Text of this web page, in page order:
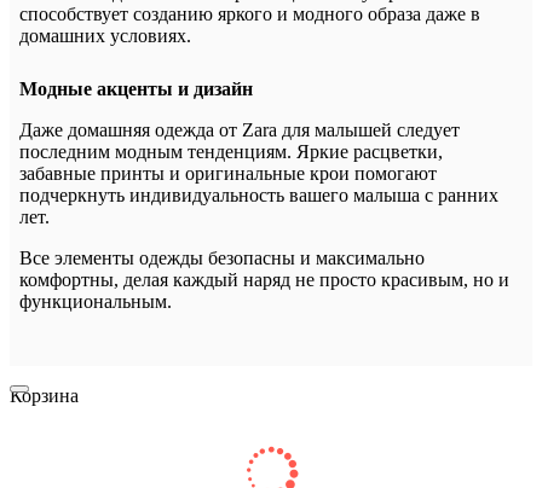
способствует созданию яркого и модного образа даже в
домашних условиях.
Модные акценты и дизайн
Даже домашняя одежда от Zara для малышей следует
последним модным тенденциям. Яркие расцветки,
забавные принты и оригинальные крои помогают
подчеркнуть индивидуальность вашего малыша с ранних
лет.
Все элементы одежды безопасны и максимально
комфортны, делая каждый наряд не просто красивым, но и
функциональным.
Корзина